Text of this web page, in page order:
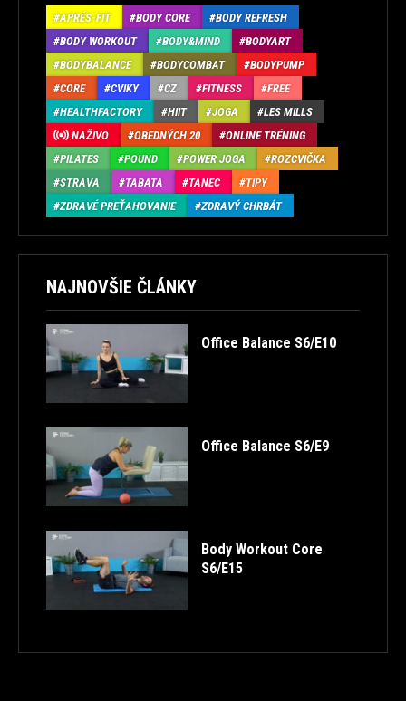
APRÉS-FIT BODY CORE
BODY REFRESH
BODY WORKOUT
BODY&MIND
BODYART
BODYBALANCE
BODYCOMBAT
BODYPUMP
CORE
CVIKY CZ FITNESS
FREE
HEALTHFACTORY
HIIT JOGA
LES MILLS
NAŽIVO
OBEDNÝCH 20
ONLINE TRÉNING
PILATES
POUND POWER JOGA
ROZCVIČKA
STRAVA
TABATA TANEC
TIPY
ZDRAVÉ PREŤAHOVANIE
ZDRAVÝ CHRBÁT
NAJNOVŠIE ČLÁNKY
Office Balance S6/E10
Office Balance S6/E9
Body Workout Core
S6/E15